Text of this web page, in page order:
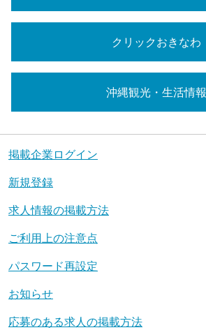
クリックおきなわ
沖縄観光・生活情報
掲載企業ログイン
新規登録
求人情報の掲載方法
ご利用上の注意点
パスワード再設定
お知らせ
応募のある求人の掲載方法